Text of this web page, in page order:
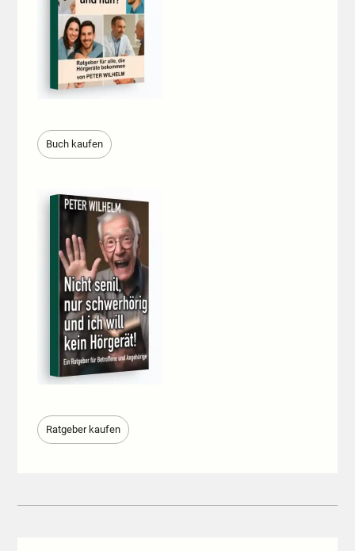
Buch kaufen
Ratgeber kaufen